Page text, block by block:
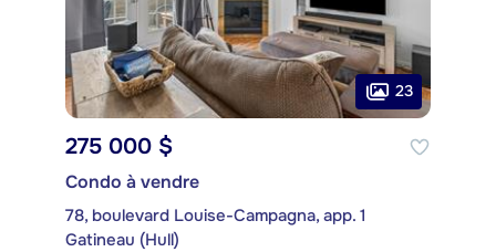
23
275 000 $
Condo à vendre
78, boulevard Louise-Campagna, app. 1
Gatineau (Hull)